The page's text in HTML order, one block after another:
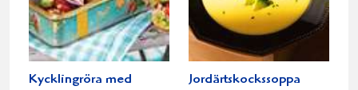
Kycklingröra med
Jordärtskockssoppa